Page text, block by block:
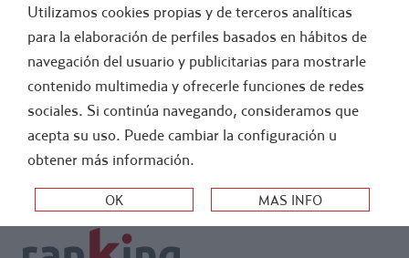
- BOTIQUIN > PRIMEROS AUXILIOS EMERGENCIA
ORDEN:
Utilizamos cookies propias y de terceros analíticas
para la elaboración de perfiles basados en hábitos de
navegación del usuario y publicitarias para mostrarle
contenido multimedia y ofrecerle funciones de redes
sociales. Si continúa navegando, consideramos que
acepta su uso. Puede cambiar la configuración u
obtener más información.